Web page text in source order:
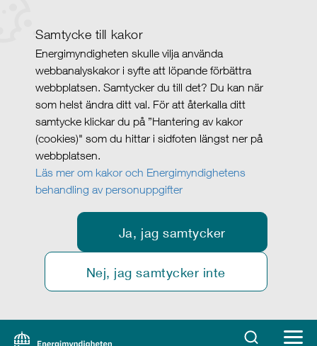
Samtycke till kakor
Energimyndigheten skulle vilja använda
webbanalyskakor i syfte att löpande förbättra
webbplatsen. Samtycker du till det? Du kan när
som helst ändra ditt val. För att återkalla ditt
samtycke klickar du på ”Hantering av kakor
(cookies)" som du hittar i sidfoten längst ner på
webbplatsen.
Läs mer om kakor och Energimyndighetens
behandling av personuppgifter
Ja, jag samtycker
Nej, jag samtycker inte